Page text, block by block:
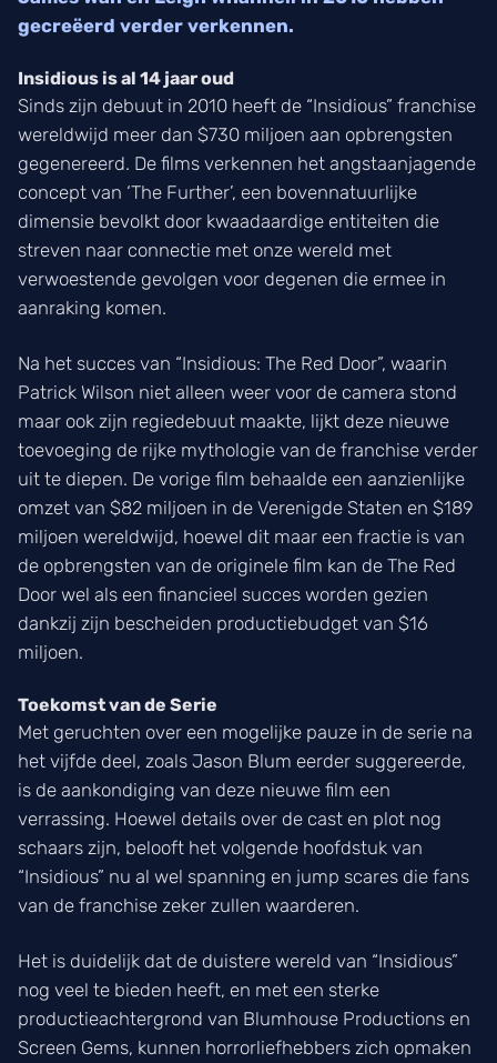
gecreëerd verder verkennen.
Insidious is al 14 jaar oud
Sinds zijn debuut in 2010 heeft de “Insidious” franchise
wereldwijd meer dan $730 miljoen aan opbrengsten
gegenereerd. De films verkennen het angstaanjagende
concept van ‘The Further’, een bovennatuurlijke
dimensie bevolkt door kwaadaardige entiteiten die
streven naar connectie met onze wereld met
verwoestende gevolgen voor degenen die ermee in
aanraking komen.
Na het succes van “Insidious: The Red Door”, waarin
Patrick Wilson niet alleen weer voor de camera stond
maar ook zijn regiedebuut maakte, lijkt deze nieuwe
toevoeging de rijke mythologie van de franchise verder
uit te diepen. De vorige film behaalde een aanzienlijke
omzet van $82 miljoen in de Verenigde Staten en $189
miljoen wereldwijd, hoewel dit maar een fractie is van
de opbrengsten van de originele film kan de The Red
Door wel als een financieel succes worden gezien
dankzij zijn bescheiden productiebudget van $16
miljoen.
Toekomst van de Serie
Met geruchten over een mogelijke pauze in de serie na
het vijfde deel, zoals Jason Blum eerder suggereerde,
is de aankondiging van deze nieuwe film een
verrassing. Hoewel details over de cast en plot nog
schaars zijn, belooft het volgende hoofdstuk van
“Insidious” nu al wel spanning en jump scares die fans
van de franchise zeker zullen waarderen.
Het is duidelijk dat de duistere wereld van “Insidious”
nog veel te bieden heeft, en met een sterke
productieachtergrond van Blumhouse Productions en
Screen Gems, kunnen horrorliefhebbers zich opmaken